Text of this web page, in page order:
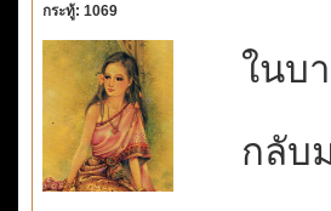
กระทู้: 1069
ในบ
กลับ